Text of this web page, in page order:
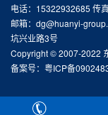
电话：15322932685 传
邮箱：dg@huanyi-
坑兴业路3号
Copyright © 2007-2022
备案号： 粤ICP备